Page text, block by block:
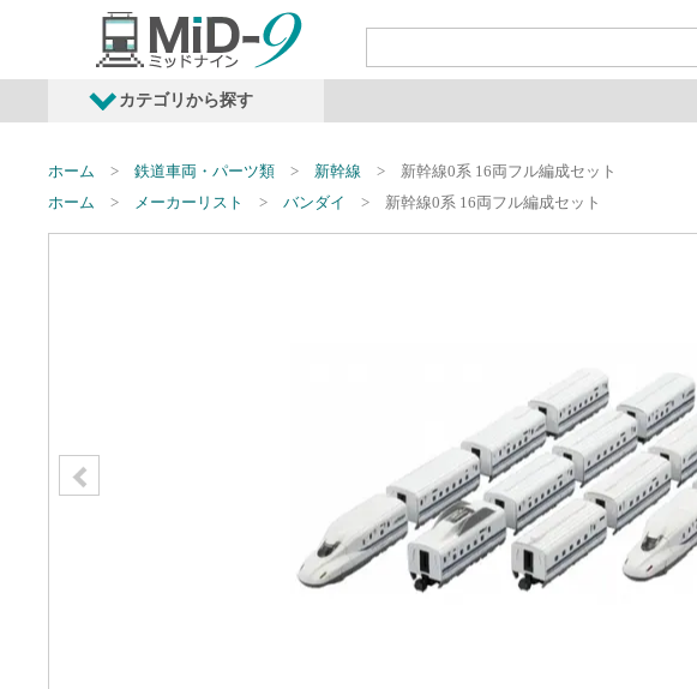
カテゴリから探す
発売予定商品 鉄道車両・オプション レイアウ
ホーム 鉄道車両・パーツ類 新幹線
新幹線0系 16両フル編成セット
ホーム
メーカーリスト バンダイ 新幹線0系 16両フル編成セット